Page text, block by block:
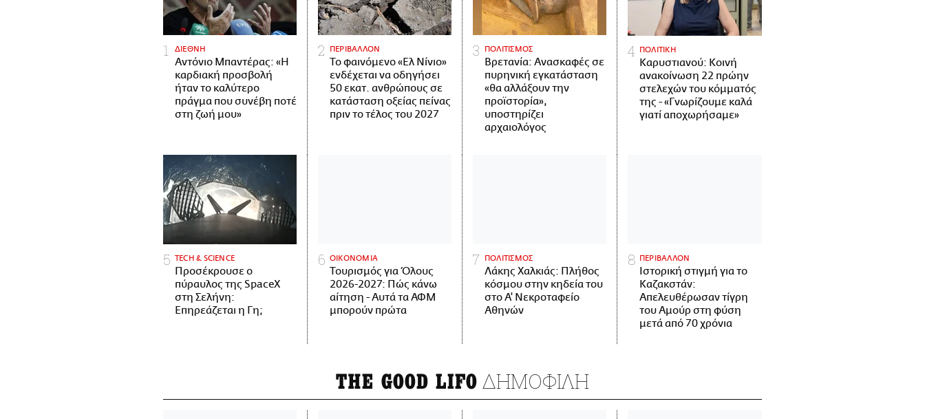
ΔΙΕΘΝΗ
Αντόνιο Μπαντέρας: «Η
καρδιακή προσβολή
ήταν το καλύτερο
πράγμα που συνέβη ποτέ
στη ζωή μου»
ΠΕΡΙΒΑΛΛΟΝ
Το φαινόμενο «Ελ Νίνιο»
ενδέχεται να οδηγήσει
50 εκατ. ανθρώπους σε
κατάσταση οξείας πείνας
πριν το τέλος του 2027
ΠΟΛΙΤΙΣΜΟΣ
Βρετανία: Ανασκαφές σε
πυρηνική εγκατάσταση
«θα αλλάξουν την
προϊστορία»,
υποστηρίζει
αρχαιολόγος
ΠΟΛΙΤΙΚΗ
Καρυστιανού: Κοινή
ανακοίνωση 22 πρώην
στελεχών του κόμματός
της - «Γνωρίζουμε καλά
γιατί αποχωρήσαμε»
ΤECH & SCIENCE
Προσέκρουσε ο
πύραυλος της SpaceX
στη Σελήνη:
Επηρεάζεται η Γη;
ΟΙΚΟΝΟΜΙΑ
Τουρισμός για Όλους
2026-2027: Πώς κάνω
αίτηση - Αυτά τα ΑΦΜ
μπορούν πρώτα
ΠΟΛΙΤΙΣΜΟΣ
Λάκης Χαλκιάς: Πλήθος
κόσμου στην κηδεία του
στο Α' Νεκροταφείο
Αθηνών
ΠΕΡΙΒΑΛΛΟΝ
Ιστορική στιγμή για το
Καζακστάν:
Απελευθέρωσαν τίγρη
του Αμούρ στη φύση
μετά από 70 χρόνια
THE GOOD LIFO ΔΗΜΟΦΙΛΗ